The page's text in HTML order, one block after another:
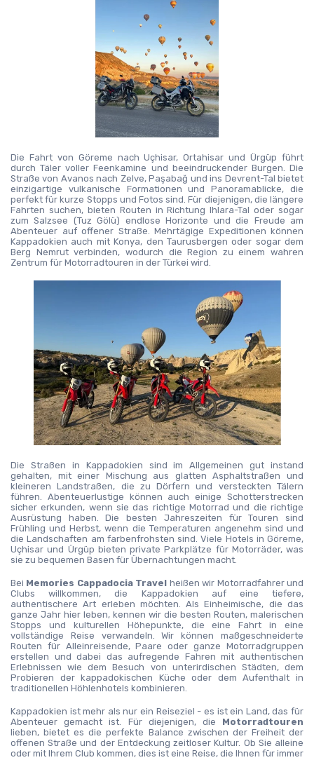
Die Fahrt von Göreme nach Uçhisar, Ortahisar und Ürgüp führt
durch Täler voller Feenkamine und beeindruckender Burgen. Die
Straße von Avanos nach Zelve, Paşabağ und ins Devrent-Tal bietet
einzigartige vulkanische Formationen und Panoramablicke, die
perfekt für kurze Stopps und Fotos sind. Für diejenigen, die längere
Fahrten suchen, bieten Routen in Richtung Ihlara-Tal oder sogar
zum Salzsee (Tuz Gölü) endlose Horizonte und die Freude am
Abenteuer auf offener Straße. Mehrtägige Expeditionen können
Kappadokien auch mit Konya, den Taurusbergen oder sogar dem
Berg Nemrut verbinden, wodurch die Region zu einem wahren
Zentrum für Motorradtouren in der Türkei wird.
Die Straßen in Kappadokien sind im Allgemeinen gut instand
gehalten, mit einer Mischung aus glatten Asphaltstraßen und
kleineren Landstraßen, die zu Dörfern und versteckten Tälern
führen. Abenteuerlustige können auch einige Schotterstrecken
sicher erkunden, wenn sie das richtige Motorrad und die richtige
Ausrüstung haben. Die besten Jahreszeiten für Touren sind
Frühling und Herbst, wenn die Temperaturen angenehm sind und
die Landschaften am farbenfrohsten sind. Viele Hotels in Göreme,
Uçhisar und Ürgüp bieten private Parkplätze für Motorräder, was
sie zu bequemen Basen für Übernachtungen macht.
Bei Memories Cappadocia Travel heißen wir Motorradfahrer und
Clubs willkommen, die Kappadokien auf eine tiefere,
authentischere Art erleben möchten. Als Einheimische, die das
ganze Jahr hier leben, kennen wir die besten Routen, malerischen
Stopps und kulturellen Höhepunkte, die eine Fahrt in eine
vollständige Reise verwandeln. Wir können maßgeschneiderte
Routen für Alleinreisende, Paare oder ganze Motorradgruppen
erstellen und dabei das aufregende Fahren mit authentischen
Erlebnissen wie dem Besuch von unterirdischen Städten, dem
Probieren der kappadokischen Küche oder dem Aufenthalt in
traditionellen Höhlenhotels kombinieren.
Kappadokien ist mehr als nur ein Reiseziel - es ist ein Land, das für
Abenteuer gemacht ist. Für diejenigen, die Motorradtouren
lieben, bietet es die perfekte Balance zwischen der Freiheit der
offenen Straße und der Entdeckung zeitloser Kultur. Ob Sie alleine
oder mit Ihrem Club kommen, dies ist eine Reise, die Ihnen für immer